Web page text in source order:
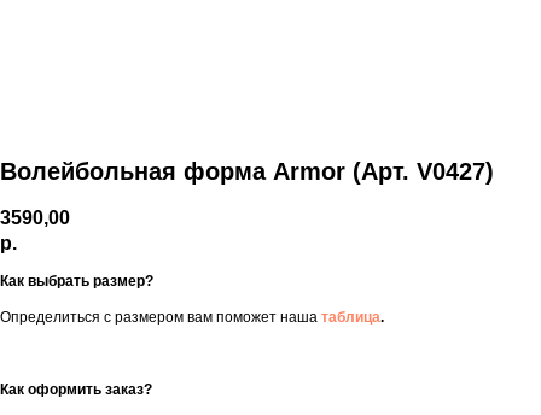
Волейбольная форма Armor (Арт. V0427)
3590,00
р.
Как выбрать размер?
Определиться с размером вам поможет наша таблица.
Как оформить заказ?